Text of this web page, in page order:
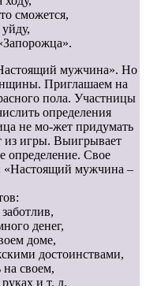
сможется,
мужчина». Но
Приглашаем на
пола. Участницы
определения
не мо-жет придумать
из игры. Выигрывает
определение. Свое
«Настоящий мужчина –
денег,
доме,
достоинствами,
на своем,
и т. д.